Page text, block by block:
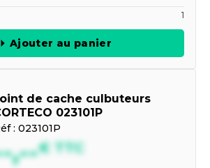
1
Ajouter au panier
de cache culbuteurs
023101P
: 023101P
,--€ TTC